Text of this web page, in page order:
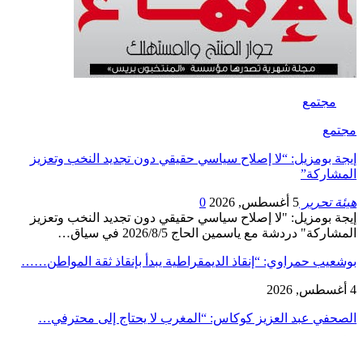
مجتمع
مجتمع
إيجة بومزيل: “لا إصلاح سياسي حقيقي دون تجديد النخب وتعزيز
المشاركة”
هيئة تحرير 5 أغسطس, 2026
0
إيجة بومزيل: "لا إصلاح سياسي حقيقي دون تجديد النخب وتعزيز
المشاركة" دردشة مع ياسمين الحاج 2026/8/5 في سياق…
بوشعيب حمراوي: “إنقاذ الديمقراطية يبدأ بإنقاذ ثقة المواطن……
4 أغسطس, 2026
الصحفي عبد العزيز كوكاس: “المغرب لا يحتاج إلى محترفي…